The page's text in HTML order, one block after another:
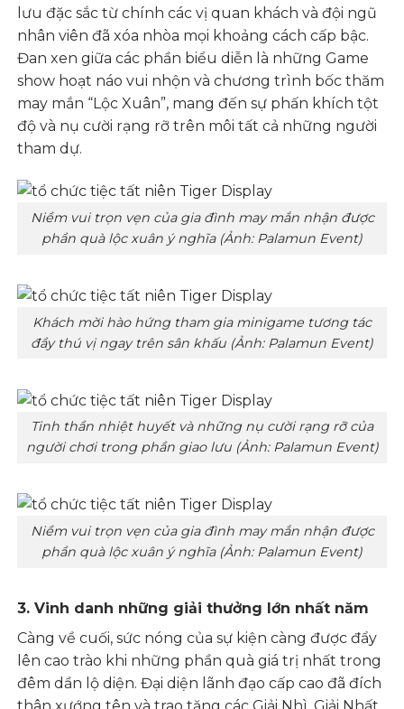
lưu đặc sắc từ chính các vị quan khách và đội ngũ
nhân viên đã xóa nhòa mọi khoảng cách cấp bậc.
Đan xen giữa các phần biểu diễn là những Game
show hoạt náo vui nhộn và chương trình bốc thăm
may mắn “Lộc Xuân”, mang đến sự phấn khích tột
độ và nụ cười rạng rỡ trên môi tất cả những người
tham dự.
Niềm vui trọn vẹn của gia đình may mắn nhận được
phần quà lộc xuân ý nghĩa (Ảnh: Palamun Event)
Khách mời hào hứng tham gia minigame tương tác
đầy thú vị ngay trên sân khấu (Ảnh: Palamun Event)
Tinh thần nhiệt huyết và những nụ cười rạng rỡ của
người chơi trong phần giao lưu (Ảnh: Palamun Event)
Niềm vui trọn vẹn của gia đình may mắn nhận được
phần quà lộc xuân ý nghĩa (Ảnh: Palamun Event)
3. Vinh danh những giải thưởng lớn nhất năm
Càng về cuối, sức nóng của sự kiện càng được đẩy
lên cao trào khi những phần quà giá trị nhất trong
đêm dần lộ diện. Đại diện lãnh đạo cấp cao đã đích